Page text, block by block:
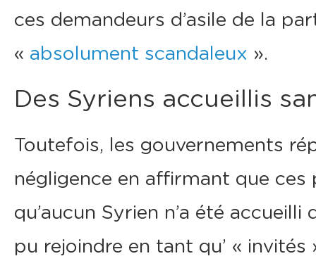
ces demandeurs d’asile de la
« absolument scandaleux ».
Des Syriens accueillis
Toutefois, les gouvernements
négligence en affirmant que
qu’aucun Syrien n’a été
pu rejoindre en tant qu’ «